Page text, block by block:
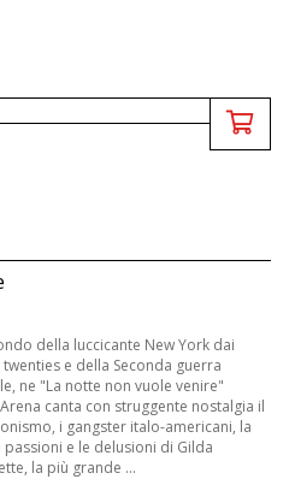
della luccicante New York dai
twenties e della Seconda guerra
ne "La notte non vuole venire"
canta con struggente nostalgia il
i gangster italo-americani, la
passioni e le delusioni di Gilda
la più grande ...